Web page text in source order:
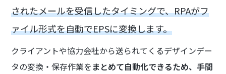
されたメールを受信したタイミングで、RPAがフ
ァイル形式を自動でEPSに変換します。
クライアントや協力会社から送られてくるデザインデー
タの変換・保存作業を まとめて自動化できるため、手間